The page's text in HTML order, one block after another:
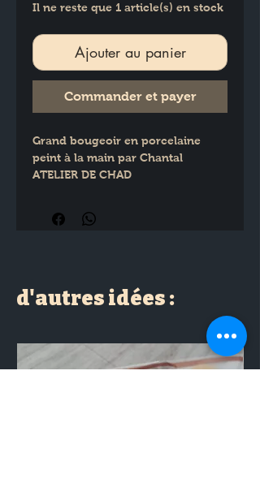
Il ne reste que 1 article(s) en stock
Ajouter au panier
Commander et payer
Grand bougeoir en porcelaine
peint à la main par Chantal
ATELIER DE CHAD
d'autres idées :